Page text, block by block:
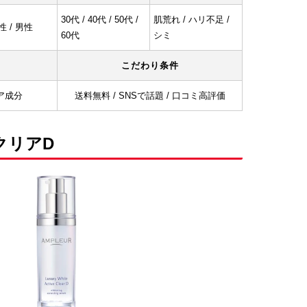
/ 男性
30代 / 40代 / 50代 /
60代
肌荒れ / ハリ不足 /
シミ
成分
こだわり条件
送料無料 / SNSで話題 / 口コミ高評価
リアD